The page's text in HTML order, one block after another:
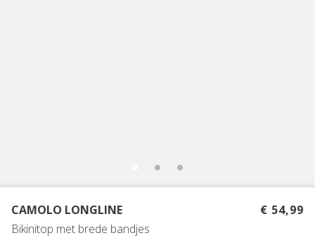
CAMOLO LONGLINE
Bikinitop met brede bandjes
€ 54,99